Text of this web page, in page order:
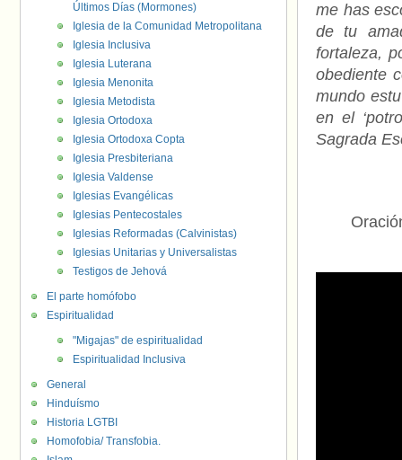
me has
de tu
fortaleza,
obediente
mundo
en el
Sagrada
Últimos Días (Mormones)
Iglesia de la Comunidad Metropolitana
Iglesia Inclusiva
Iglesia Luterana
Iglesia Menonita
Iglesia Metodista
Iglesia Ortodoxa
Iglesia Ortodoxa Copta
Iglesia Presbiteriana
Iglesia Valdense
Iglesias Evangélicas
Iglesias Pentecostales
Iglesias Reformadas (Calvinistas)
Iglesias Unitarias y Universalistas
Testigos de Jehová
El parte homófobo
Espiritualidad
"Migajas" de espiritualidad
Espiritualidad Inclusiva
General
Hinduísmo
Historia LGTBI
Homofobia/ Transfobia.